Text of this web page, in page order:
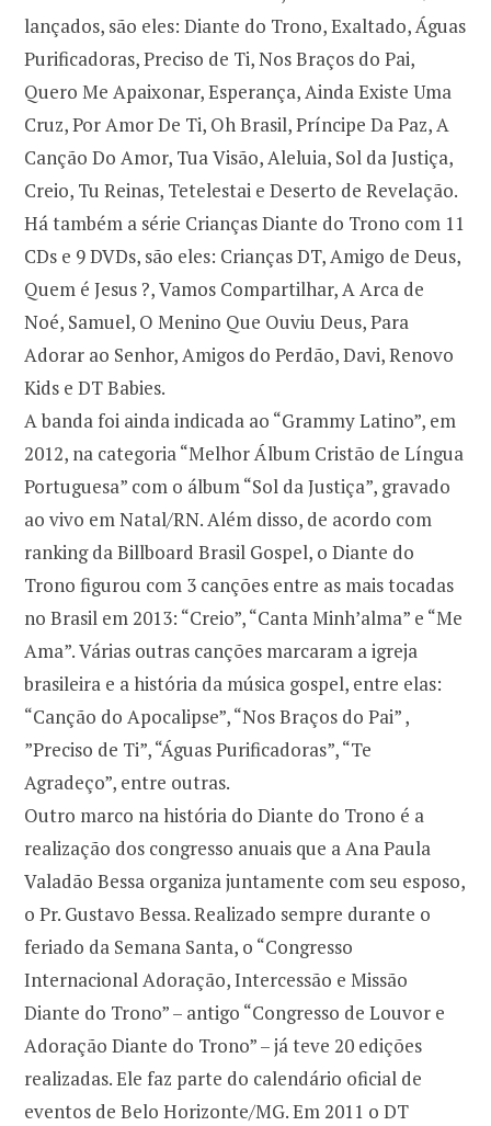
lançados, são eles: Diante do Trono, Exaltado, Águas
Purificadoras, Preciso de Ti, Nos Braços do Pai,
Quero Me Apaixonar, Esperança, Ainda Existe Uma
Cruz, Por Amor De Ti, Oh Brasil, Príncipe Da Paz, A
Canção Do Amor, Tua Visão, Aleluia, Sol da Justiça,
Creio, Tu Reinas, Tetelestai e Deserto de Revelação.
Há também a série Crianças Diante do Trono com 11
CDs e 9 DVDs, são eles: Crianças DT, Amigo de Deus,
Quem é Jesus ?, Vamos Compartilhar, A Arca de
Noé, Samuel, O Menino Que Ouviu Deus, Para
Adorar ao Senhor, Amigos do Perdão, Davi, Renovo
Kids e DT Babies.
A banda foi ainda indicada ao “Grammy Latino”, em
2012, na categoria “Melhor Álbum Cristão de Língua
Portuguesa” com o álbum “Sol da Justiça”, gravado
ao vivo em Natal/RN. Além disso, de acordo com
ranking da Billboard Brasil Gospel, o Diante do
Trono figurou com 3 canções entre as mais tocadas
no Brasil em 2013: “Creio”, “Canta Minh’alma” e “Me
Ama”. Várias outras canções marcaram a igreja
brasileira e a história da música gospel, entre elas:
“Canção do Apocalipse”, “Nos Braços do Pai” ,
”Preciso de Ti”, “Águas Purificadoras”, “Te
Agradeço”, entre outras.
Outro marco na história do Diante do Trono é a
realização dos congresso anuais que a Ana Paula
Valadão Bessa organiza juntamente com seu esposo,
o Pr. Gustavo Bessa. Realizado sempre durante o
feriado da Semana Santa, o “Congresso
Internacional Adoração, Intercessão e Missão
Diante do Trono” – antigo “Congresso de Louvor e
Adoração Diante do Trono” – já teve 20 edições
realizadas. Ele faz parte do calendário oficial de
eventos de Belo Horizonte/MG. Em 2011 o DT